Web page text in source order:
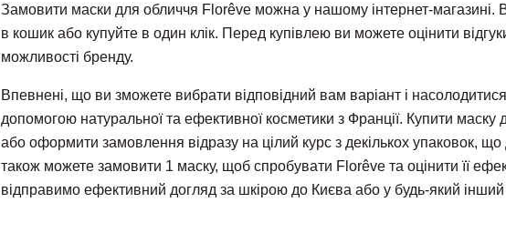
Замовити маски для обличчя Florêve можна у нашому інтернет-
в кошик або купуйте в один клік. Перед купівлею ви можете оцінити
можливості бренду.
Впевнені, що ви зможете вибрати відповідний вам варіант і
допомогою натуральної та ефективної косметики з Франції. Купити
або оформити замовлення відразу на цілий курс з декількох упаковок,
також можете замовити 1 маску, щоб спробувати Florêve та оцінити її
відправимо ефективний догляд за шкірою до Києва або у будь-який інший